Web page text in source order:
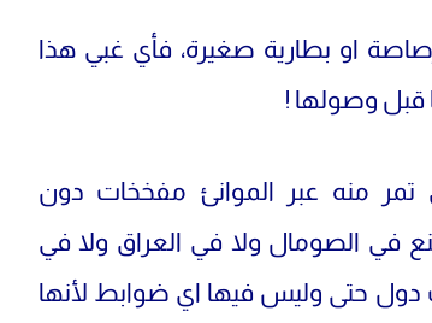
او بطارية صغيرة، فأي غبي هذا
قبل وصولها !
منه عبر الموانئ مفخخات دون
في الصومال ولا في العراق ولا في
دول حتى وليس فيها اي ضوابط لأنها